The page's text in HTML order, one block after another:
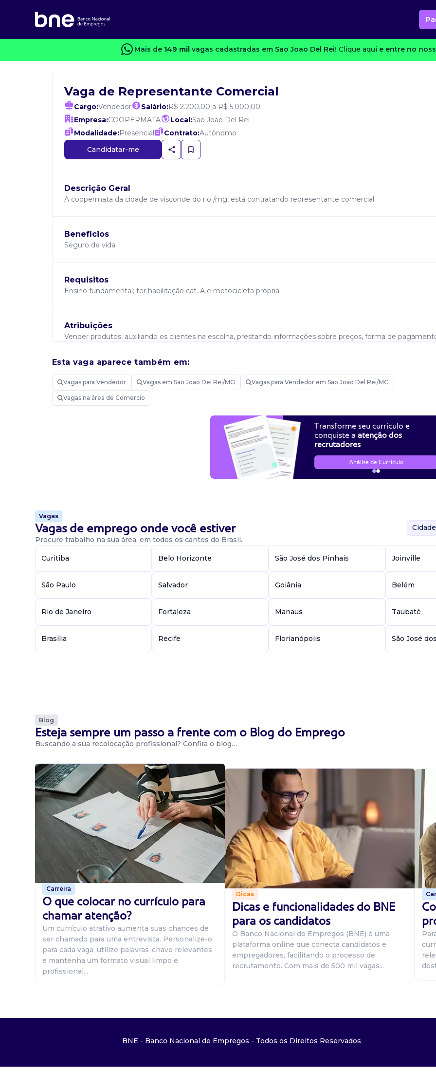
Mais de 149 mil vagas cadastradas em Sao Joao Del Rei! Clique aqui e entre no
Vaga de Representante Comercial
Cargo:Vendedor Salário:R$ 2.200,00 a R$ 5.000,00
Empresa:COOPERMATA Local:Sao Joao Del Rei
Modalidade:Presencial Contrato:Autônomo
Candidatar-me
Descrição Geral
A coopermata da cidade de visconde do rio /mg, está contratando representante comercial
Benefícios
Seguro de vida
Requisitos
Ensino fundamental; ter habilitação cat. A e motocicleta própria.
Atribuições
Vender produtos, auxiliando os clientes na escolha, prestando informações sobre preços, forma de
Saiba mais sobre Vendedor
Esta vaga aparece também em:
Vagas para Vendedor Vagas em Sao Joao Del Rei/MG Vagas para Vendedor em Sao Joao Del Rei/MG
Vagas na área de Comercio
Transforme seu currículo e
conquiste a atenção dos
recrutadores
Análise de Currículo
Vagas
Vagas de emprego onde você estiver
Procure trabalho na sua área, em todos os cantos do Brasil.
Curitiba Belo Horizonte São José dos Pinhais Joinville
São Paulo Salvador Goiânia Belém
Rio de Janeiro Fortaleza Manaus Taubaté
Brasília Recife Florianópolis São José
Blog
Esteja sempre um passo a frente com o Blog do Emprego
Buscando a sua recolocação profissional? Confira o blog…
Carreira
O que colocar no currículo para
chamar atenção?
Um currículo atrativo aumenta suas chances de
ser chamado para uma entrevista. Personalize-o
para cada vaga, utilize palavras-chave relevantes
e mantenha um formato visual limpo e
profissional...
Dicas
Dicas e funcionalidades do BNE
para os candidatos
O Banco Nacional de Empregos (BNE) é uma
plataforma online que conecta candidatos e
empregadores, facilitando o processo de
recrutamento. Com mais de 500 mil vagas...
BNE - Banco Nacional de Empregos - Todos os Direitos Reservados